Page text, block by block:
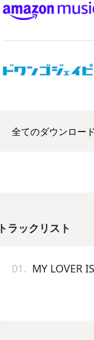
全てのダウンロー
トラックリスト
01. MY LOVER